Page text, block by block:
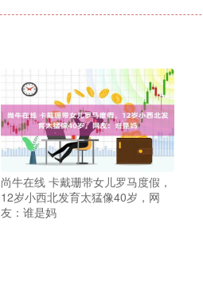
尚牛在线 卡戴珊带女儿罗马度假，
12岁小西北发育太猛像40岁，网
友：谁是妈